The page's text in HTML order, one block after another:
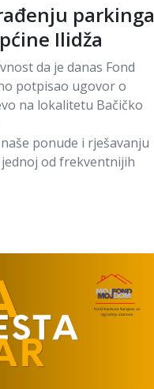
parkinga
Ilidža
da je danas Fond
potpisao ugovor o
na lokalitetu Bačičko
ponude i rješavanju
od frekventnijih